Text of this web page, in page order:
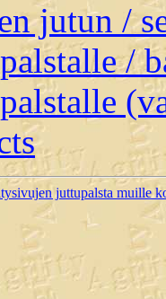
jutun /
/
juttupalsta muille